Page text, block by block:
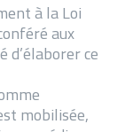
à la Loi
aux
ce
mobilisée,